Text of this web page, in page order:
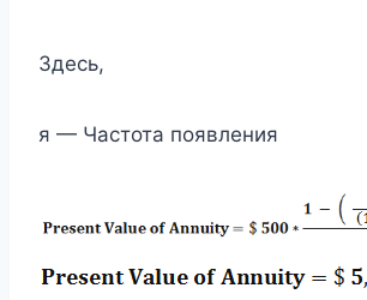
Здесь,
я — Частота появления